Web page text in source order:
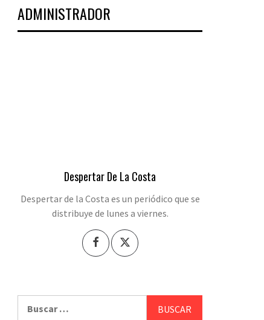
ADMINISTRADOR
Despertar De La Costa
Despertar de la Costa es un periódico que se
distribuye de lunes a viernes.